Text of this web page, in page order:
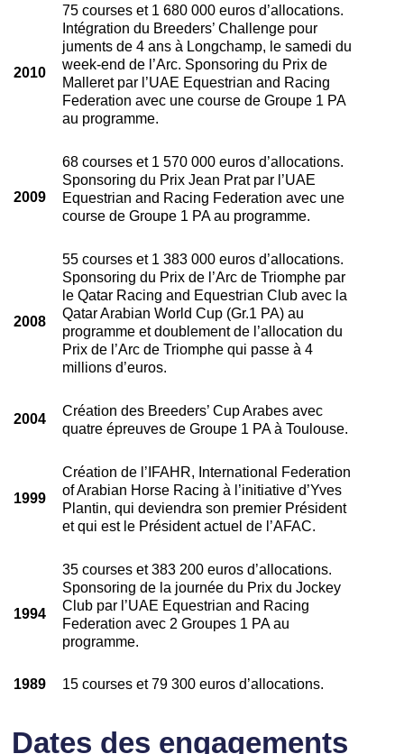
2010
75 courses et 1 680 000 euros d’allocations.
Intégration du Breeders’ Challenge pour
juments de 4 ans à Longchamp, le samedi du
week-end de l’Arc. Sponsoring du Prix de
Malleret par l’UAE Equestrian and Racing
Federation avec une course de Groupe 1 PA
au programme.
2009
68 courses et 1 570 000 euros d’allocations.
Sponsoring du Prix Jean Prat par l’UAE
Equestrian and Racing Federation avec une
course de Groupe 1 PA au programme.
2008
55 courses et 1 383 000 euros d’allocations.
Sponsoring du Prix de l’Arc de Triomphe par
le Qatar Racing and Equestrian Club avec la
Qatar Arabian World Cup (Gr.1 PA) au
programme et doublement de l’allocation du
Prix de l’Arc de Triomphe qui passe à 4
millions d’euros.
2004
Création des Breeders’ Cup Arabes avec
quatre épreuves de Groupe 1 PA à Toulouse.
1999
Création de l’IFAHR, International Federation
of Arabian Horse Racing à l’initiative d’Yves
Plantin, qui deviendra son premier Président
et qui est le Président actuel de l’AFAC.
1994
35 courses et 383 200 euros d’allocations.
Sponsoring de la journée du Prix du Jockey
Club par l’UAE Equestrian and Racing
Federation avec 2 Groupes 1 PA au
programme.
1989 15 courses et 79 300 euros d’allocations.
Dates des engagements